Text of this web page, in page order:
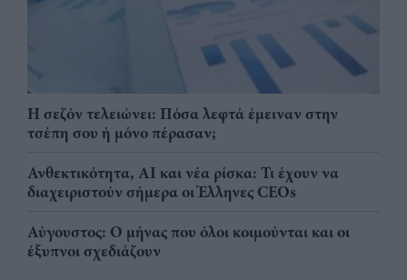
Η σεζόν τελειώνει: Πόσα λεφτά έμειναν στην
τσέπη σου ή μόνο πέρασαν;
Ανθεκτικότητα, AI και νέα ρίσκα: Τι έχουν να
διαχειριστούν σήμερα οι Έλληνες CEOs
Αύγουστος: Ο μήνας που όλοι κοιμούνται και οι
έξυπνοι σχεδιάζουν